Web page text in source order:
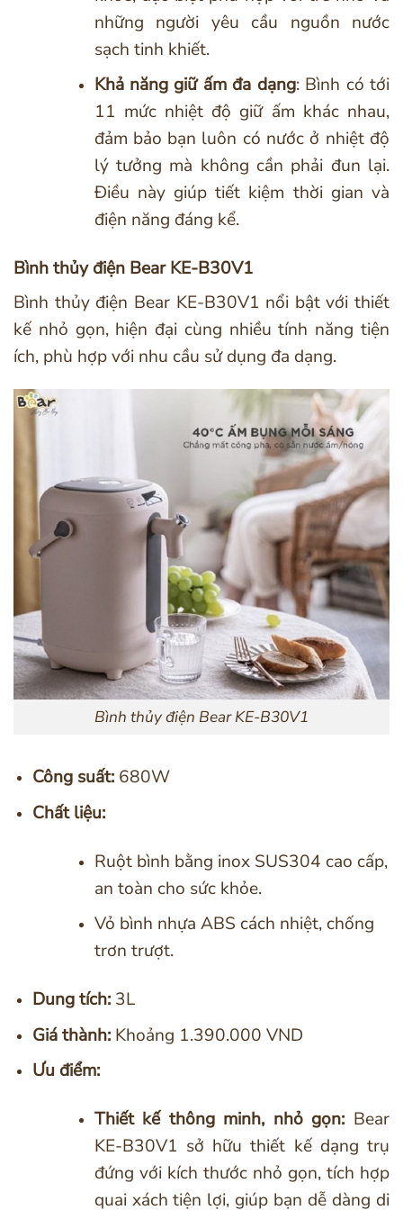
những người yêu cầu nguồn nước
sạch tinh khiết.
Khả năng giữ ấm đa dạng: Bình có tới
11 mức nhiệt độ giữ ấm khác nhau,
đảm bảo bạn luôn có nước ở nhiệt độ
lý tưởng mà không cần phải đun lại.
Điều này giúp tiết kiệm thời gian và
điện năng đáng kể.
Bình thủy điện Bear KE-B30V1
Bình thủy điện Bear KE-B30V1 nổi bật với thiết
kế nhỏ gọn, hiện đại cùng nhiều tính năng tiện
ích, phù hợp với nhu cầu sử dụng đa dạng.
Bình thủy điện Bear KE-B30V1
Công suất:680W
Chất liệu:
Ruột bình bằng inox SUS304 cao cấp,
an toàn cho sức khỏe.
Vỏ bình nhựa ABS cách nhiệt, chống
trơn trượt.
Dung tích:3L
Giá thành:Khoảng 1.390.000 VND
Ưu điểm:
Thiết kế thông minh, nhỏ gọn: Bear
KE-B30V1 sở hữu thiết kế dạng trụ
đứng với kích thước nhỏ gọn, tích hợp
quai xách tiện lợi, giúp bạn dễ dàng di